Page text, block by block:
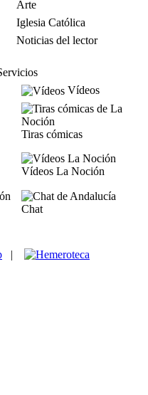
Arte
Iglesia Católica
Noticias del lector
Vídeos
Tiras cómicas
Vídeos La Noción
Chat
|